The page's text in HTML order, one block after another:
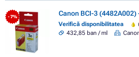
- 7% Canon BCI-3
Verifică disponibilitatea
432,85 ban / ml